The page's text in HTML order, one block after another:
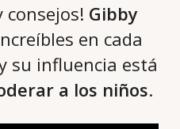
consejos! Gibby
en cada
su influencia está
a los niños.